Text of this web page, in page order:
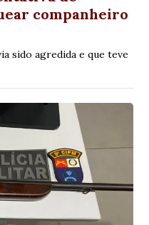
companheiro
sido agredida e que teve